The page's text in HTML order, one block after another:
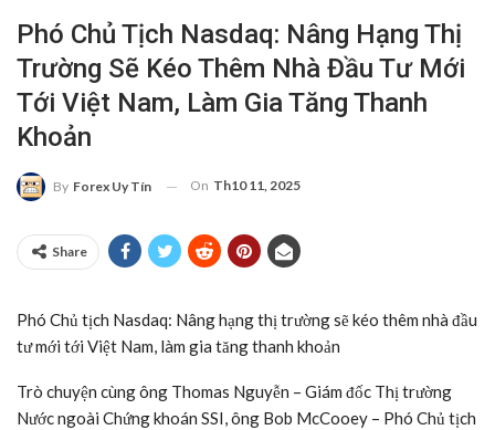
Phó Chủ Tịch Nasdaq: Nâng Hạng Thị
Trường Sẽ Kéo Thêm Nhà Đầu Tư Mới
Tới Việt Nam, Làm Gia Tăng Thanh
Khoản
By Forex Uy Tín On Th10 11, 2025
Share
Phó Chủ tịch Nasdaq: Nâng hạng thị trường sẽ kéo thêm nhà đầu
tư mới tới Việt Nam, làm gia tăng thanh khoản
Trò chuyện cùng ông Thomas Nguyễn – Giám đốc Thị trường
Nước ngoài Chứng khoán SSI, ông Bob McCooey – Phó Chủ tịch